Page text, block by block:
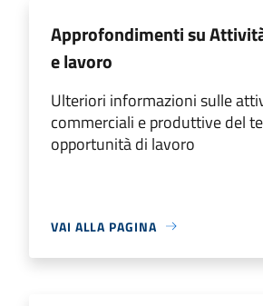
Approfondimenti su
e lavoro
Ulteriori informazioni sulle
commerciali e produttive del
opportunità di lavoro
VAI ALLA PAGINA